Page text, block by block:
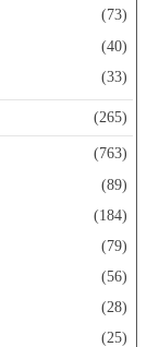
(73)
(40)
(33)
(265)
(763)
(89)
(184)
(79)
(56)
(28)
(25)